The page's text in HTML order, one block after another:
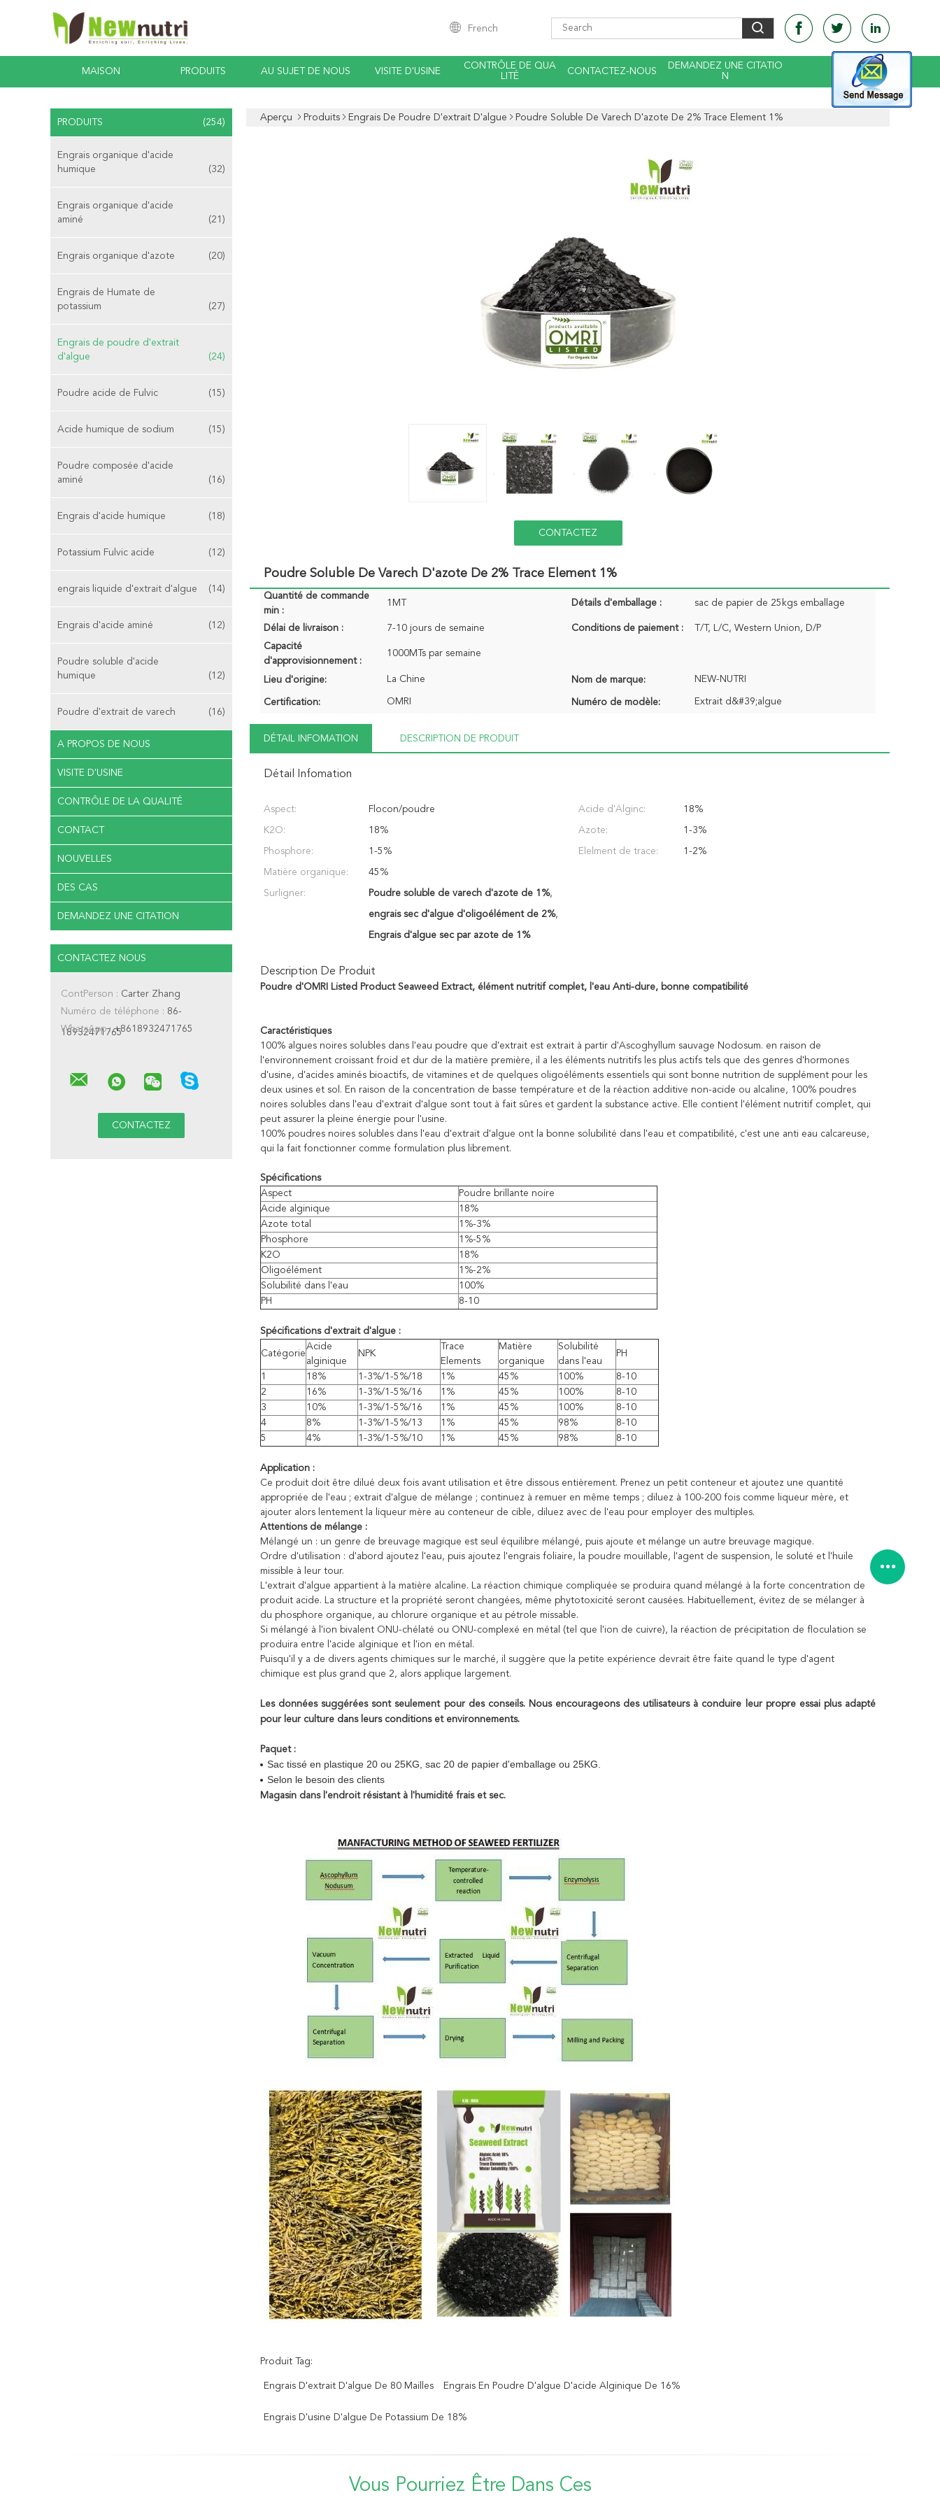
French
MAISON PRODUITS AU SUJET DE NOUS VISITE D'USINE
CONTRÔLE DE QUA
LITÉ
CONTACTEZ-NOUS
DEMANDEZ UNE CITATIO
N
PRODUITS (254)
Engrais organique d'acide
humique
(32)
Engrais organique d'acide
aminé
(21)
Engrais organique d'azote (20)
Engrais de Humate de
potassium
(27)
Engrais de poudre d'extrait
d'algue
(24)
Poudre acide de Fulvic (15)
Acide humique de sodium (15)
Poudre composée d'acide
aminé
(16)
Engrais d'acide humique (18)
Potassium Fulvic acide (12)
engrais liquide d'extrait d'algue (14)
Engrais d'acide aminé (12)
Poudre soluble d'acide
humique
(12)
Poudre d'extrait de varech (16)
A PROPOS DE NOUS
VISITE D'USINE
CONTRÔLE DE LA QUALITÉ
CONTACT
NOUVELLES
DES CAS
DEMANDEZ UNE CITATION
CONTACTEZ NOUS
ContPerson : Carter Zhang
Numéro de téléphone : 86-
18932471765
WhatsApp :+8618932471765
Aperçu Produits Engrais De Poudre D'extrait D'algue Poudre Soluble De Varech D'azote De 2% Trace Element 1%
CONTACTEZ
Poudre Soluble De Varech D'azote De 2% Trace Element 1%
Quantité de commande
min :
1MT Détails d'emballage : sac de papier de 25kgs emballage
Délai de livraison : 7-10 jours de semaine Conditions de paiement :
T/T, L/C, Western Union, D/P
Capacité
d'approvisionnement :
1000MTs par semaine
Lieu d'origine: La Chine Nom de marque: NEW-NUTRI
Certification: OMRI Numéro de modèle: Extrait d&#39;algue
DÉTAIL INFOMATION DESCRIPTION DE PRODUIT
Détail Infomation
Aspect: Flocon/poudre Acide d'Alginc: 18%
K2O: 18% Azote: 1-3%
Phosphore: 1-5% Elelment de trace: 1-2%
Matière organique: 45%
Surligner: Poudre soluble de varech d'azote de 1%,
engrais sec d'algue d'oligoélément de 2%,
Engrais d'algue sec par azote de 1%
Description De Produit
Poudre d'OMRI Listed Product Seaweed Extract, élément nutritif complet, l'eau Anti-dure, bonne compatibilité
Caractéristiques
100% algues noires solubles dans l'eau poudre que d'extrait est extrait à partir d'Ascoghyllum sauvage Nodosum. en raison de
l'environnement croissant froid et dur de la matière première, il a les éléments nutritifs les plus actifs tels que des genres d'hormones
d'usine, d'acides aminés bioactifs, de vitamines et de quelques oligoéléments essentiels qui sont bonne nutrition de supplément pour les
deux usines et sol. En raison de la concentration de basse température et de la réaction additive non-acide ou alcaline, 100% poudres
noires solubles dans l'eau d'extrait d'algue sont tout à fait sûres et gardent la substance active. Elle contient l'élément nutritif complet, qui
peut assurer la pleine énergie pour l'usine.
100% poudres noires solubles dans l'eau d'extrait d'algue ont la bonne solubilité dans l'eau et compatibilité, c'est une anti eau calcareuse,
qui la fait fonctionner comme formulation plus librement.
Spécifications
Aspect
Poudre brillante noire
Acide alginique
18%
Azote total
1%-3%
Phosphore
1%-5%
K2O
18%
Oligoélément
1%-2%
Solubilité dans l'eau
100%
PH
8-10
Spécifications d'extrait d'algue :
Catégorie
Acide
alginique
NPK
Trace
Elements
Matière
organique
Solubilité
dans l'eau
PH
1 18% 1-3%/1-5%/18 1% 45% 100%
8-10
2
16% 1-3%/1-5%/16 1% 45% 100%
8-10
3
10% 1-3%/1-5%/16 1% 45% 100%
8-10
4
8% 1-3%/1-5%/13 1% 45% 98%
8-10
5
4% 1-3%/1-5%/10 1% 45% 98% 8-10
Application :
Ce produit doit être dilué deux fois avant utilisation et être dissous entièrement. Prenez un petit conteneur et ajoutez une quantité
appropriée de l'eau ; extrait d'algue de mélange ; continuez à remuer en même temps ; diluez à 100-200 fois comme liqueur mère, et
ajouter alors lentement la liqueur mère au conteneur de cible, diluez avec de l'eau pour employer des multiples.
Attentions de mélange :
Mélangé un : un genre de breuvage magique est seul équilibre mélangé, puis ajoute et mélange un autre breuvage magique.
Ordre d'utilisation : d'abord ajoutez l'eau, puis ajoutez l'engrais foliaire, la poudre mouillable, l'agent de suspension, le soluté et l'huile
missible à leur tour.
L'extrait d'algue appartient à la matière alcaline. La réaction chimique compliquée se produira quand mélangé à la forte concentration de
produit acide. La structure et la propriété seront changées, même phytotoxicité seront causées. Habituellement, évitez de se mélanger à
du phosphore organique, au chlorure organique et au pétrole missable.
Si mélangé à l'ion bivalent ONU-chélaté ou ONU-complexé en métal (tel que l'ion de cuivre), la réaction de précipitation de floculation se
produira entre l'acide alginique et l'ion en métal.
Puisqu'il y a de divers agents chimiques sur le marché, il suggère que la petite expérience devrait être faite quand le type d'agent
chimique est plus grand que 2, alors applique largement.
Les données suggérées sont seulement pour des conseils. Nous encourageons des utilisateurs à conduire leur propre essai plus adapté
pour leur culture dans leurs conditions et environnements.
Paquet :
Sac tissé en plastique 20 ou 25KG, sac 20 de papier d'emballage ou 25KG.
Selon le besoin des clients
Magasin dans l'endroit résistant à l'humidité frais et sec.
Produit Tag:
Engrais D'extrait D'algue De 80 Mailles Engrais En Poudre D'algue D'acide Alginique De 16%
Engrais D'usine D'algue De Potassium De 18%
Vous Pourriez Être Dans Ces